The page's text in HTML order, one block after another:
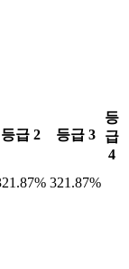
등급 2 등급 3
등
급
4
321.87%